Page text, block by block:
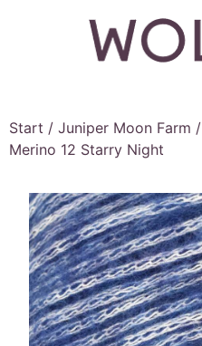
Start / Juniper Moon Farm /
Merino 12 Starry Night